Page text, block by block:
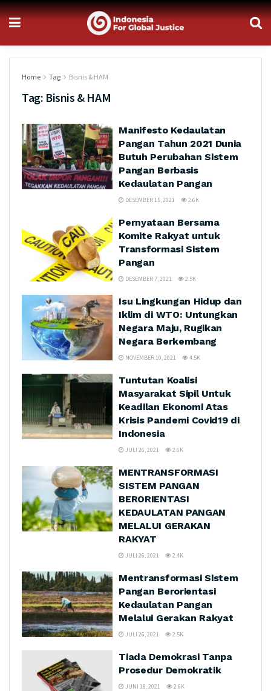
Home Tag Bisnis & HAM
Tag: Bisnis & HAM
Manifesto Kedaulatan
Pangan Tahun 2021 Dunia
Butuh Perubahan Sistem
Pangan Berbasis
Kedaulatan Pangan
DESEMBER 15, 2021 2.6K
Pernyataan Bersama
Komite Rakyat untuk
Transformasi Sistem
Pangan
DESEMBER 7, 2021 2.5K
Isu Lingkungan Hidup dan
Iklim di WTO: Untungkan
Negara Maju, Rugikan
Negara Berkembang
NOVEMBER 10, 2021 4.5K
Tuntutan Koalisi
Masyarakat Sipil Untuk
Keadilan Ekonomi Atas
Krisis Pandemi Covid19 di
Indonesia
JULI 26, 2021 2.6K
MENTRANSFORMASI
SISTEM PANGAN
BERORIENTASI
KEDAULATAN PANGAN
MELALUI GERAKAN
RAKYAT
JULI 26, 2021 2.4K
Mentransformasi Sistem
Pangan Berorientasi
Kedaulatan Pangan
Melalui Gerakan Rakyat
JULI 26, 2021 2.5K
Tiada Demokrasi Tanpa
Prosedur Demokratik
JUNI 18, 2021 2.6K